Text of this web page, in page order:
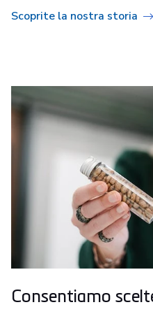
Scoprite la nostra storia
Consentiamo